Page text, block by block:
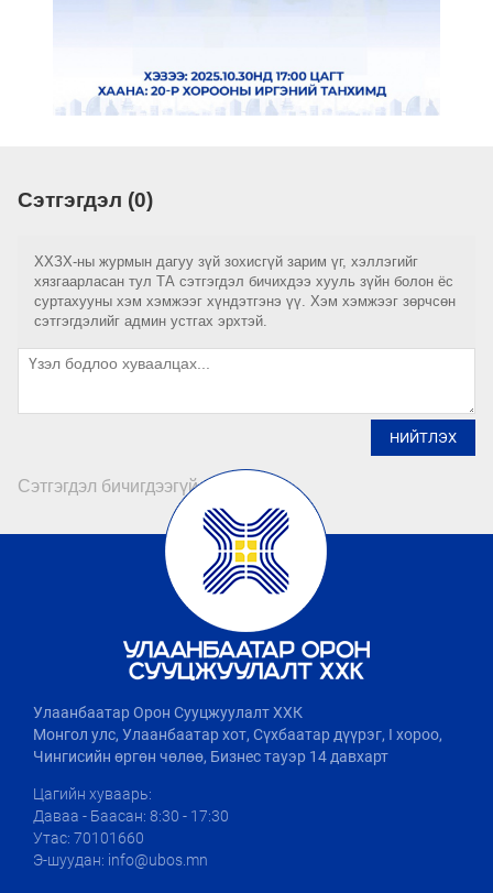
Сэтгэгдэл (0)
ХХЗХ-ны журмын дагуу зүй зохисгүй зарим үг, хэллэгийг
хязгаарласан тул ТА сэтгэгдэл бичихдээ хууль зүйн болон ёс
суртахууны хэм хэмжээг хүндэтгэнэ үү. Хэм хэмжээг зөрчсөн
сэтгэгдэлийг админ устгах эрхтэй.
НИЙТЛЭХ
Сэтгэгдэл бичигдээгүй байна
Улаанбаатар Орон Сууцжуулалт ХХК
Монгол улс, Улаанбаатар хот, Сүхбаатар дүүрэг, I хороо,
Чингисийн өргөн чөлөө, Бизнес тауэр 14 давхарт
Цагийн хуваарь:
Даваа - Баасан: 8:30 - 17:30
Утас: 70101660
Э-шуудан: info@ubos.mn